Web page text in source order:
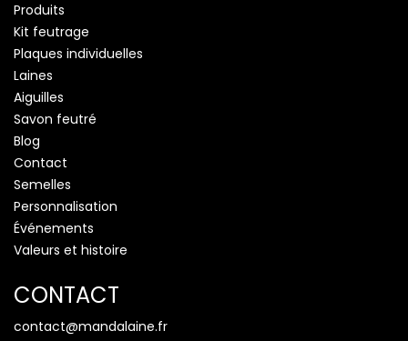
Produits
Kit feutrage
Plaques individuelles
Laines
Aiguilles
Savon feutré
Blog
Contact
Semelles
Personnalisation
Événements
Valeurs et histoire
CONTACT
contact@mandalaine.fr